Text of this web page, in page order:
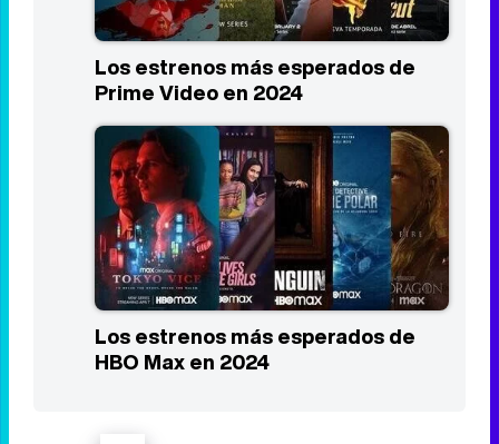
Las 10 mejores series del primer
trimestre de 2024
Los estrenos más esperados de
Prime Video en 2024